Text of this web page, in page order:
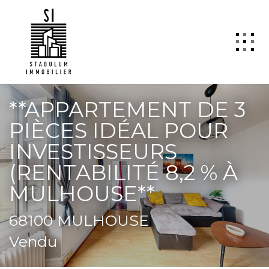
QUI SOMMES NOUS
VENTE
LOCATION
GESTION
TRANSACTION
Estimation
SYNDIC
ActuCopro
CONTACT
**APPARTEMENT DE 3
PIÈCES IDÉAL POUR
INVESTISSEURS
(RENTABILITÉ 8,2 % À
MULHOUSE**
68100 MULHOUSE
Vendu